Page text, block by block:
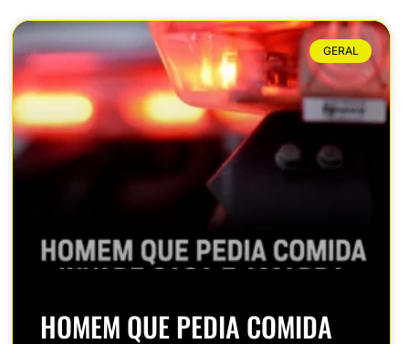
GERAL
HOMEM QUE PEDIA COMIDA